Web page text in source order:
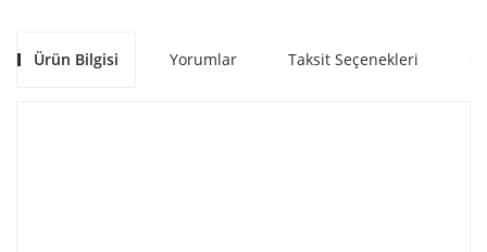
Ürün Bilgisi Yorumlar Taksit Seçenekleri